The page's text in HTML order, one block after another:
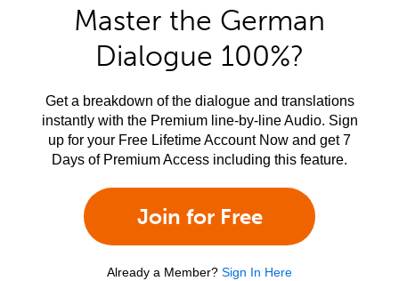
Master the German
Dialogue 100%?
Get a breakdown of the dialogue and translations
instantly with the Premium line-by-line Audio. Sign
up for your Free Lifetime Account Now and get 7
Days of Premium Access including this feature.
Join for Free
Already a Member? Sign In Here